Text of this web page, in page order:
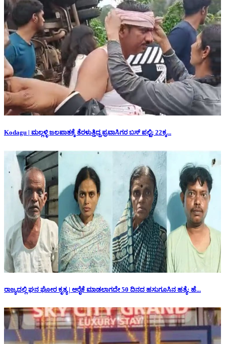
Kodagu | ಮಲ್ಲಳ್ಳಿ ಜಲಪಾತಕ್ಕೆ ತೆರಳುತ್ತಿದ್ದ ಪ್ರವಾಸಿಗರ ಬಸ್ ಪಲ್ಟಿ; 22ಕ್ಕ...
ರಾಜ್ಯದಲ್ಲಿ ಘನ ಘೋರ ಕೃತ್ಯ | ಆರೈಕೆ ಮಾಡಲಾಗದೇ 50 ದಿನದ ಹಸುಗೂಸಿನ ಹತ್ಯೆ: ಹೆ...